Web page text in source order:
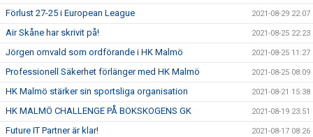
Förlust 27-25 i European League 2021-08-29 22:07
Air Skåne har skrivit på! 2021-08-25 22:23
Jörgen omvald som ordförande i HK Malmö 2021-08-25 11:27
Professionell Säkerhet förlänger med HK Malmö 2021-08-25 08:09
HK Malmö stärker sin sportsliga organisation 2021-08-21 15:38
HK MALMÖ CHALLENGE PÅ BOKSKOGENS GK 2021-08-19 23:51
Future IT Partner är klar! 2021-08-17 08:26